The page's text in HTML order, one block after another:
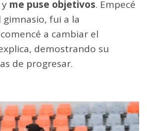
me puse objetivos. Empecé
gimnasio, fui a la
a cambiar el
demostrando su
de progresar.